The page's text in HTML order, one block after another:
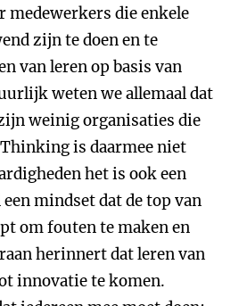
medewerkers die enkele
zijn te doen en te
van leren op basis van
weten we allemaal dat
weinig organisaties die
is daarmee niet
het is ook een
mindset dat de top van
om fouten te maken en
herinnert dat leren van
innovatie te komen.